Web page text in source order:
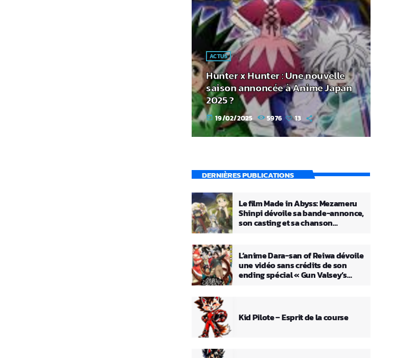
ACTUS
Hunter x Hunter : Une nouvelle
saison annoncée à Anime Japan
2025 ?
today 19/02/2025 5976 13
DERNIÈRES PUBLICATIONS
Le film Made in Abyss: Mezameru
Shinpi dévoile sa bande-annonce,
son casting et sa chanson
L’anime Dara-san of Reiwa dévoile
une vidéo sans crédits de son
ending spécial « Gun Valsey’s
Kid Pilote – Esprit de la course